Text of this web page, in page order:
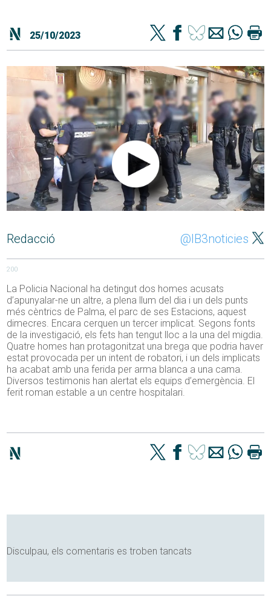
25/10/2023
Redacció @IB3noticies
200
La Policia Nacional ha detingut dos homes acusats
d’apunyalar-ne un altre, a plena llum del dia i un dels punts
més cèntrics de Palma, el parc de ses Estacions, aquest
dimecres. Encara cerquen un tercer implicat. Segons fonts
de la investigació, els fets han tengut lloc a la una del migdia.
Quatre homes han protagonitzat una brega que podria haver
estat provocada per un intent de robatori, i un dels implicats
ha acabat amb una ferida per arma blanca a una cama.
Diversos testimonis han alertat els equips d’emergència. El
ferit roman estable a un centre hospitalari.
Disculpau, els comentaris es troben tancats